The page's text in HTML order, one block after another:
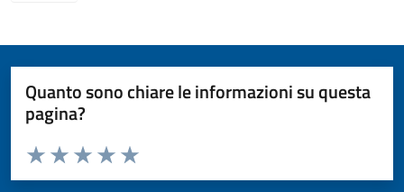
Quanto sono chiare le informazioni su questa
pagina?
Valuta da 1 a 5 stelle la pagina
Valuta 5 stelle su 5
Valuta 4 stelle su 5
Valuta 3 stelle su 5
Valuta 2 stelle su 5
Valuta 1 stelle su 5